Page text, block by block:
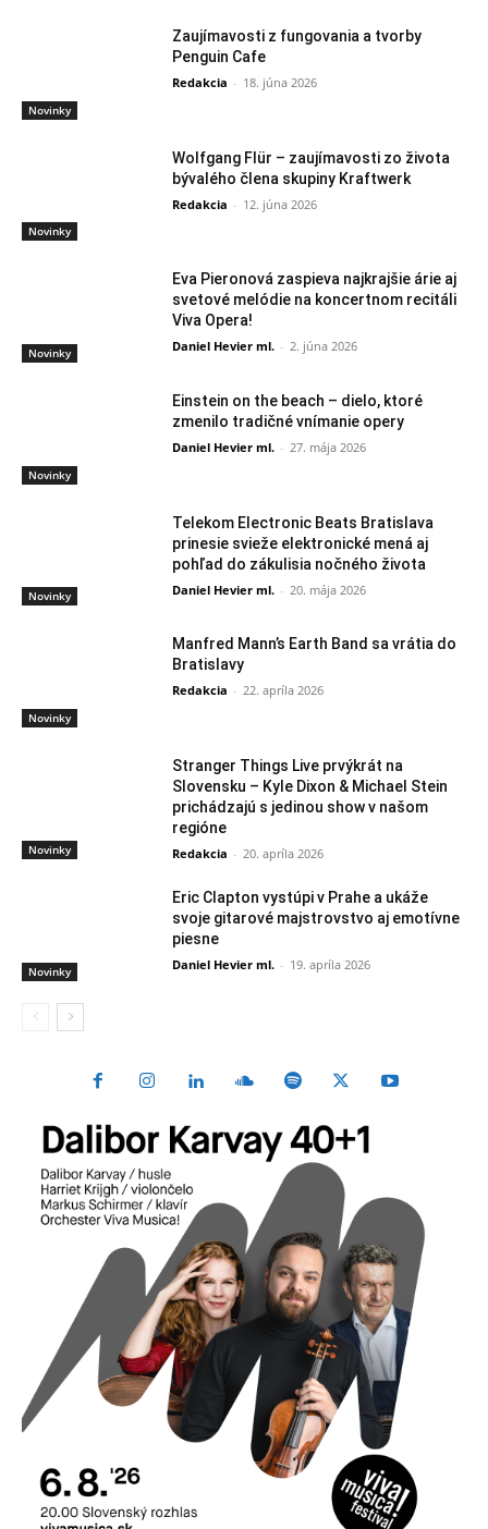
Novinky
Zaujímavosti z fungovania a tvorby
Penguin Cafe
Redakcia - 18. júna 2026
Novinky
Wolfgang Flür – zaujímavosti zo života
bývalého člena skupiny Kraftwerk
Redakcia - 12. júna 2026
Novinky
Eva Pieronová zaspieva najkrajšie árie aj
svetové melódie na koncertnom recitáli
Viva Opera!
Daniel Hevier ml. - 2. júna 2026
Novinky
Einstein on the beach – dielo, ktoré
zmenilo tradičné vnímanie opery
Daniel Hevier ml. - 27. mája 2026
Novinky
Telekom Electronic Beats Bratislava
prinesie svieže elektronické mená aj
pohľad do zákulisia nočného života
Daniel Hevier ml. - 20. mája 2026
Novinky
Manfred Mann’s Earth Band sa vrátia do
Bratislavy
Redakcia - 22. apríla 2026
Novinky
Stranger Things Live prvýkrát na
Slovensku – Kyle Dixon & Michael Stein
prichádzajú s jedinou show v našom
regióne
Redakcia - 20. apríla 2026
Novinky
Eric Clapton vystúpi v Prahe a ukáže
svoje gitarové majstrovstvo aj emotívne
piesne
Daniel Hevier ml. - 19. apríla 2026